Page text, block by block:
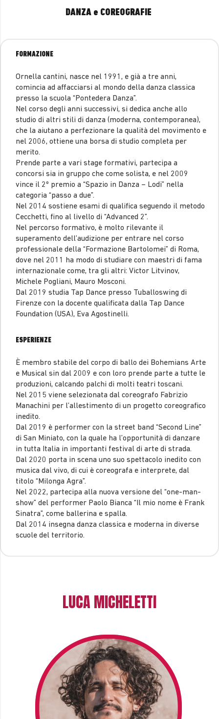
DANZA e COREOGRAFIE
FORMAZIONE
Ornella cantini, nasce nel 1991, e già a tre anni,
comincia ad affacciarsi al mondo della danza classica
presso la scuola “Pontedera Danza”.
Nel corso degli anni successivi, si dedica anche allo
studio di altri stili di danza (moderna, contemporanea),
che la aiutano a perfezionare la qualità del movimento e
nel 2006, ottiene una borsa di studio completa per
merito.
Prende parte a vari stage formativi, partecipa a
concorsi sia in gruppo che come solista, e nel 2009
vince il 2º premio a “Spazio in Danza – Lodi” nella
categoria “passo a due”.
Nel 2014 sostiene esami di qualifica seguendo il metodo
Cecchetti, fino al livello di “Advanced 2”.
Nel percorso formativo, è molto rilevante il
superamento dell’audizione per entrare nel corso
professionale della “Formazione Bartolomei” di Roma,
dove nel 2011 ha modo di studiare con maestri di fama
internazionale come, tra gli altri: Victor Litvinov,
Michele Pogliani, Mauro Mosconi.
Dal 2019 studia Tap Dance presso Tuballoswing di
Firenze con la docente qualificata dalla Tap Dance
Foundation (USA), Eva Agostinelli.
ESPERIENZE
È membro stabile del corpo di ballo dei Bohemians Arte
e Musical sin dal 2009 e con loro prende parte a tutte le
produzioni, calcando palchi di molti teatri toscani.
Nel 2015 viene selezionata dal coreografo Fabrizio
Manachini per l’allestimento di un progetto coreografico
inedito.
Dal 2019 è performer con la street band “Second Line”
di San Miniato, con la quale ha l’opportunità di danzare
in tutta Italia in importanti festival di arte di strada.
Dal 2020 porta in scena uno suo spettacolo inedito con
musica dal vivo, di cui è coreografa e interprete, dal
titolo “Milonga Agra”.
Nel 2022, partecipa alla nuova versione del “one-man-
show” del performer Paolo Bianca “Il mio nome è Frank
Sinatra”, come ballerina e spalla.
Dal 2014 insegna danza classica e moderna in diverse
scuole del territorio.
LUCA MICHELETTI